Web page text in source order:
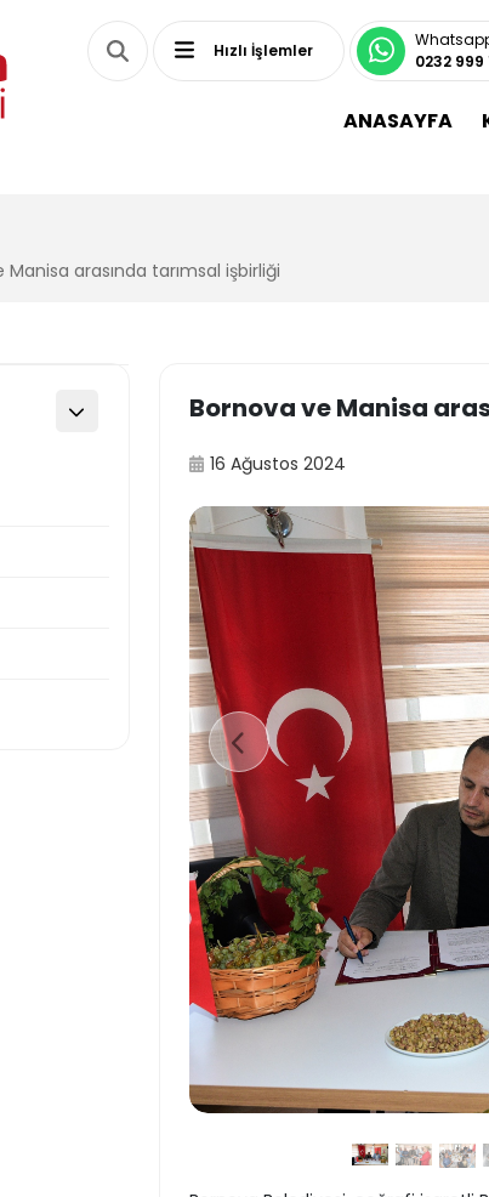
Hızlı İşlemler
0232 999
ANASAYFA
Manisa arasında tarımsal işbirliği
Bornova ve Manisa
16 Ağustos 2024